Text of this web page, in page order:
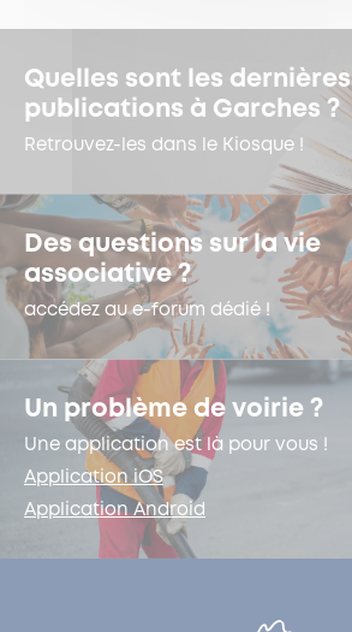
Quelles sont les dernières
publications à Garches ?
Retrouvez-les dans le Kiosque !
Des questions sur la vie
associative ?
accédez au e-forum dédié !
Un problème de voirie ?
Une application est là pour vous !
Application iOS
Application Android